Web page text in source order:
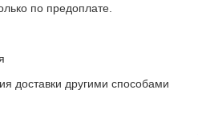
по предоплате.
доставки другими способами